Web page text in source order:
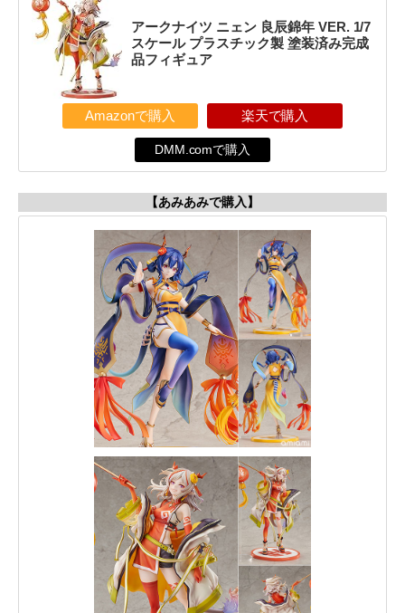
アークナイツ ニェン 良辰錦年 VER. 1/7
スケール プラスチック製 塗装済み完成
品フィギュア
Amazonで購入 楽天で購入
DMM.comで購入
【あみあみで購入】